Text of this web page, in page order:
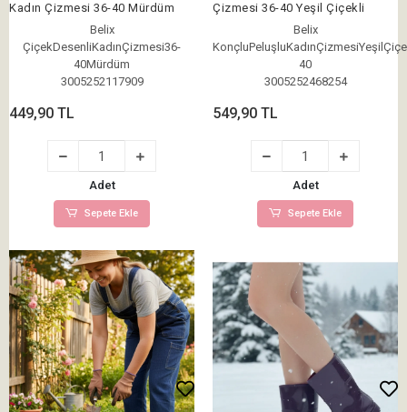
Kadın Çizmesi 36-40 Mürdüm
Belix
ÇiçekDesenliKadınÇizmesi36-
40Mürdüm
3005252117909
449,90 TL
Adet
Sepete Ekle
Çizmesi 36-40 Yeşil Çiçekli
Belix
40
3005252468254
549,90 TL
Adet
Sepete Ekle